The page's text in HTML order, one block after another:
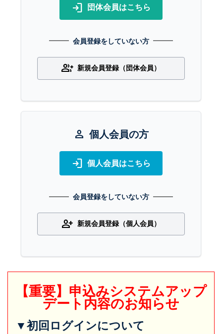
login 団体会員はこちら
会員登録をしていない方
group_add 新規会員登録（団体会員）
person 個人会員の方
login 個人会員はこちら
会員登録をしていない方
person_add 新規会員登録（個人会員）
【重要】申込みシステムアップ
デート内容のお知らせ
▼初回ログインについて